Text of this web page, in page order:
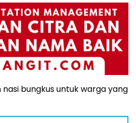
bungkus untuk warga yang